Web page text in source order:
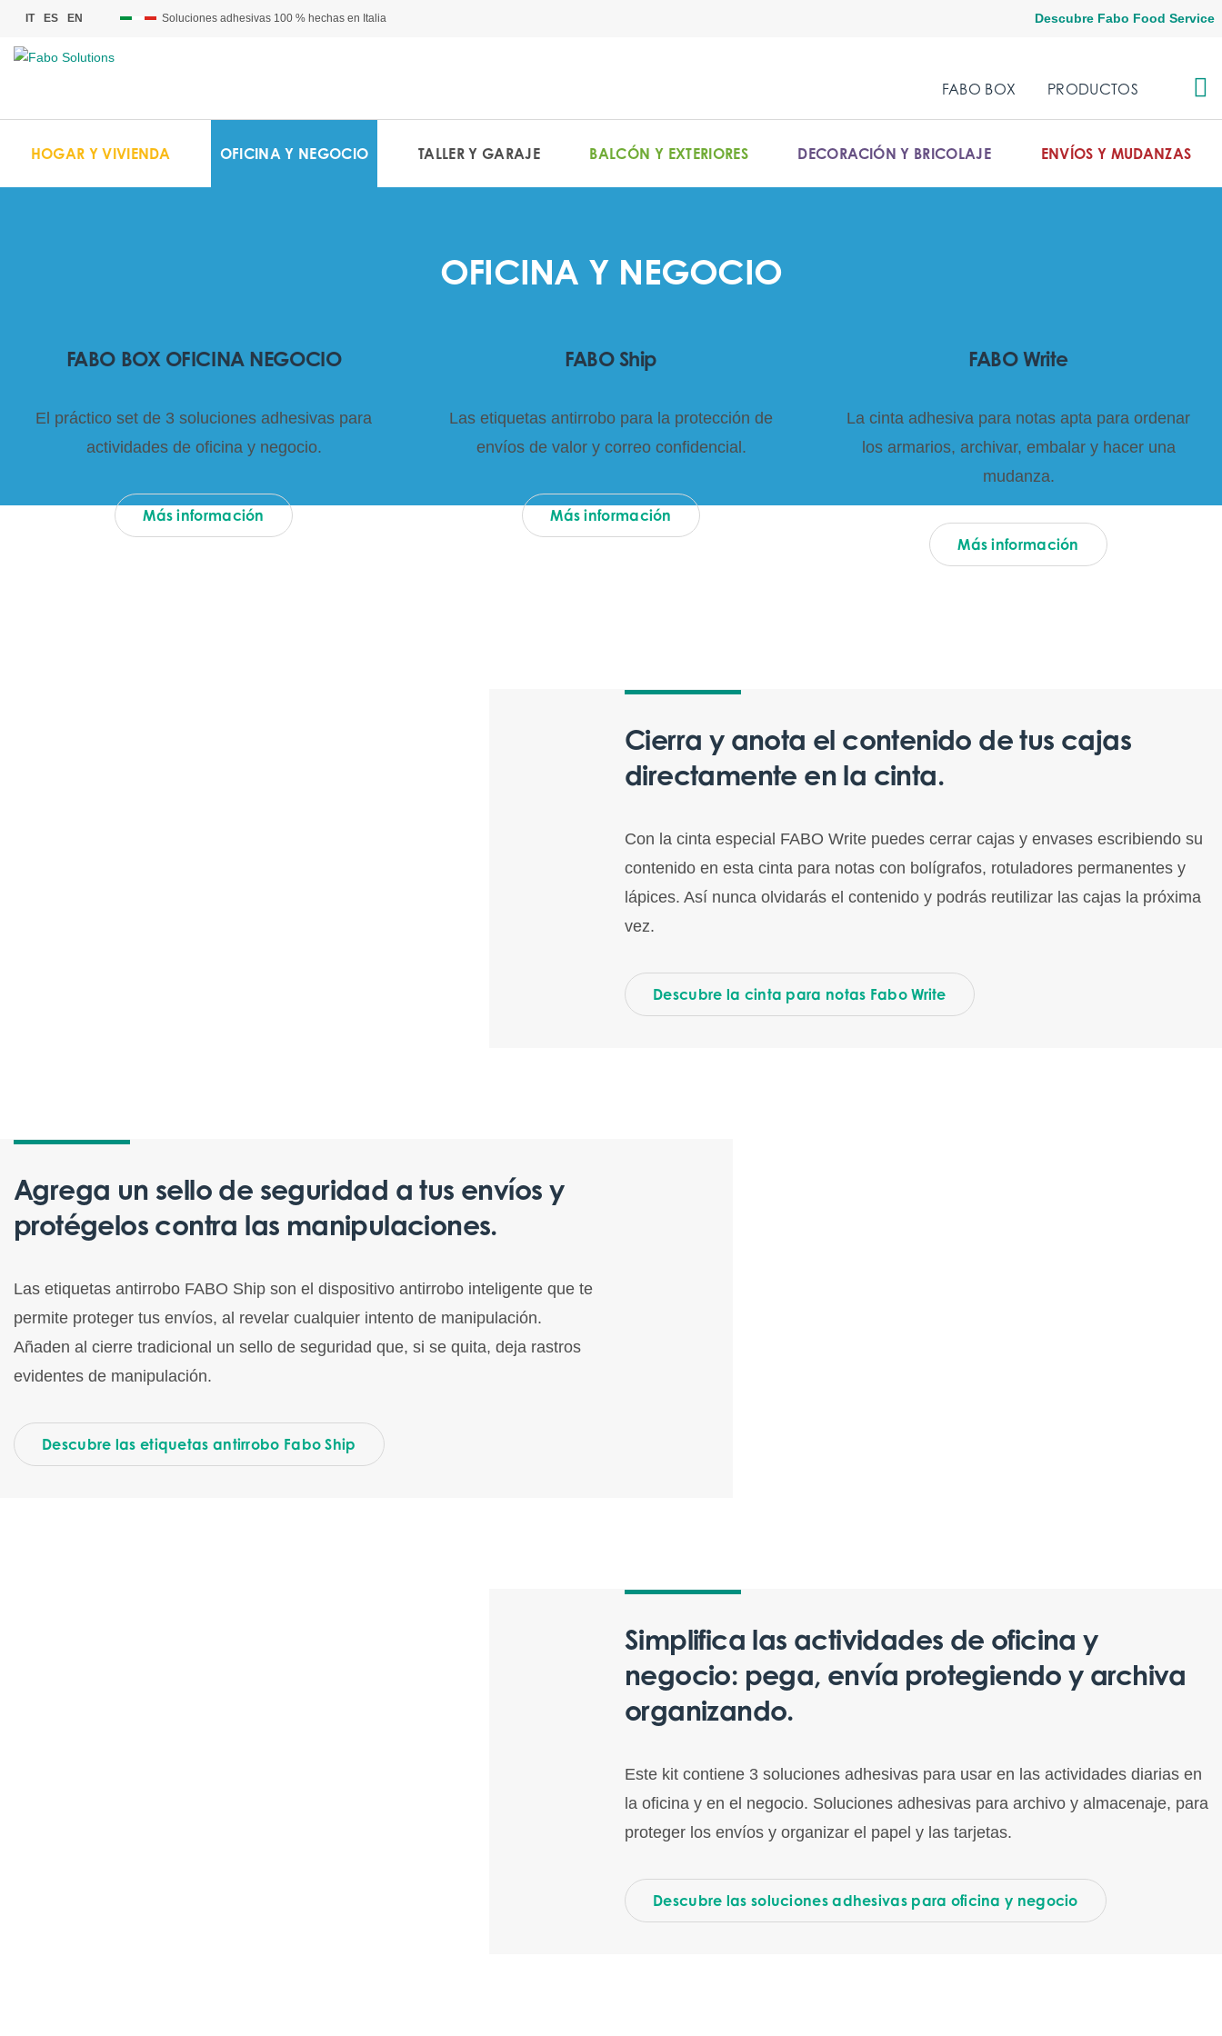
IT ES EN Soluciones adhesivas 100 % hechas en Italia Descubre Fabo Food Service
FABO BOX PRODUCTOS
HOGAR Y VIVIENDA OFICINA Y NEGOCIO TALLER Y GARAJE BALCÓN Y EXTERIORES DECORACIÓN Y BRICOLAJE ENVÍOS Y MUDANZAS
OFICINA Y NEGOCIO
FABO BOX OFICINA NEGOCIO
El práctico set de 3 soluciones adhesivas para
actividades de oficina y negocio.
Más información
FABO Ship
Las etiquetas antirrobo para la protección de
envíos de valor y correo confidencial.
Más información
FABO Write
La cinta adhesiva para notas apta para ordenar
los armarios, archivar, embalar y hacer una
mudanza.
Más información
Cierra y anota el contenido de tus cajas
directamente en la cinta.
Con la cinta especial FABO Write puedes cerrar cajas y envases escribiendo su
contenido en esta cinta para notas con bolígrafos, rotuladores permanentes y
lápices. Así nunca olvidarás el contenido y podrás reutilizar las cajas la próxima
vez.
Descubre la cinta para notas Fabo Write
Agrega un sello de seguridad a tus envíos y
protégelos contra las manipulaciones.
Las etiquetas antirrobo FABO Ship son el dispositivo antirrobo inteligente que te
permite proteger tus envíos, al revelar cualquier intento de manipulación.
Añaden al cierre tradicional un sello de seguridad que, si se quita, deja rastros
evidentes de manipulación.
Descubre las etiquetas antirrobo Fabo Ship
Simplifica las actividades de oficina y
negocio: pega, envía protegiendo y archiva
organizando.
Este kit contiene 3 soluciones adhesivas para usar en las actividades diarias en
la oficina y en el negocio. Soluciones adhesivas para archivo y almacenaje, para
proteger los envíos y organizar el papel y las tarjetas.
Descubre las soluciones adhesivas para oficina y negocio